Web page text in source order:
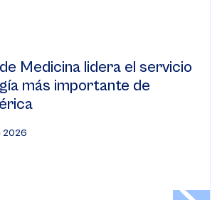
Medicina lidera el servicio
más importante de
2026